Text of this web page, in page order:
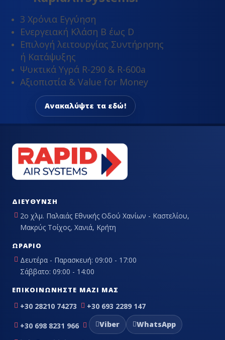
3 Χρόνια Εγγύηση
Ενεργειακή Κλάση Β έως D
Επιλογή λειτουργίας Συντήρησης
ή Κατάψυξης
Ψυκτικά Υγρά R-290 & R-600a
Αξιοπιστία & Value for Money
Ανακαλύψτε τα εδώ!
ΔΙΕΎΘΥΝΣΗ
2ο χλμ. Παλαιάς Εθνικής Οδού Χανίων - Καστελίου,
Μακρύς Τοίχος, Χανιά, Κρήτη
ΩΡΆΡΙΟ
Δευτέρα - Παρασκευή: 09:00 - 17:00
Σάββατο: 09:00 - 14:00
ΕΠΙΚΟΙΝΩΝΉΣΤΕ ΜΑΖΊ ΜΑΣ
+30 28210 74273 +30 693 2289 147
+30 698 8231 966 Viber
WhatsApp